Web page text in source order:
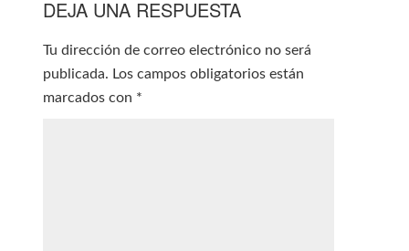
DEJA UNA RESPUESTA
Tu dirección de correo electrónico no será
publicada. Los campos obligatorios están
marcados con *